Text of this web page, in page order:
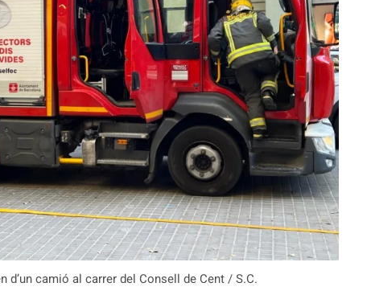
d’un camió al carrer del Consell de Cent / S.C.